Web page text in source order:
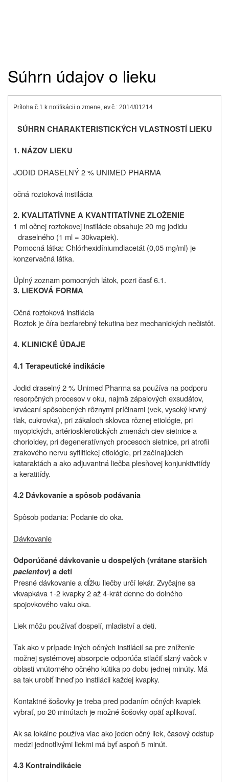
Súhrn údajov o lieku
Príloha č.1 k notifikácii o zmene, ev.č.: 2014/01214
SÚHRN CHARAKTERISTICKÝCH VLASTNOSTÍ LIEKU
1. NÁZOV LIEKU
JODID DRASELNÝ 2 % UNIMED PHARMA
očná roztoková instilácia
2. KVALITATÍVNE A KVANTITATÍVNE ZLOŽENIE
1 ml očnej roztokovej instilácie obsahuje 20 mg jodidu
draselného (1 ml = 30kvapiek).
Pomocná látka: Chlórhexidíniumdiacetát (0,05 mg/ml) je
konzervačná látka.
Úplný zoznam pomocných látok, pozri časť 6.1.
3. LIEKOVÁ FORMA
Očná roztoková instilácia
Roztok je číra bezfarebný tekutina bez mechanických nečistôt.
4. KLINICKÉ ÚDAJE
4.1 Terapeutické indikácie
Jodid draselný 2 % Unimed Pharma sa používa na podporu
resorpčných procesov v oku, najmä zápalových exsudátov,
krvácaní spôsobených rôznymi príčinami (vek, vysoký krvný
tlak, cukrovka), pri zákaloch sklovca rôznej etiológie, pri
myopických, artériosklerotických zmenách ciev sietnice a
chorioidey, pri degeneratívnych procesoch sietnice, pri atrofii
zrakového nervu syfilitickej etiológie, pri začínajúcich
kataraktách a ako adjuvantná liečba plesňovej konjunktivitídy
a keratitídy.
4.2 Dávkovanie a spôsob podávania
Spôsob podania: Podanie do oka.
Dávkovanie
Odporúčané dávkovanie u dospelých (vrátane starších
pacientov) a detí
Presné dávkovanie a dĺžku liečby určí lekár. Zvyčajne sa
vkvapkáva 1-2 kvapky 2 až 4-krát denne do dolného
spojovkového vaku oka.
Liek môžu používať dospelí, mladiství a deti.
Tak ako v prípade iných očných instilácií sa pre zníženie
možnej systémovej absorpcie odporúča stlačiť slzný vačok v
oblasti vnútorného očného kútika po dobu jednej minúty. Má
sa tak urobiť ihneď po instilácii každej kvapky.
Kontaktné šošovky je treba pred podaním očných kvapiek
vybrať, po 20 minútach je možné šošovky opäť aplikovať.
Ak sa lokálne používa viac ako jeden očný liek, časový odstup
medzi jednotlivými liekmi má byť aspoň 5 minút.
4.3 Kontraindikácie